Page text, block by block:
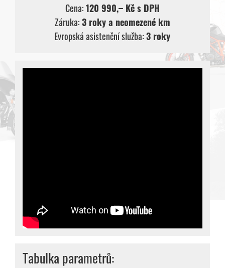
Cena:120 990,– Kč s DPH
Záruka:3 roky a neomezené km
Evropská asistenční služba:3 roky
Tabulka parametrů: